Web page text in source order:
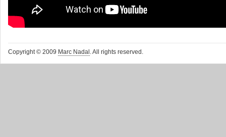
Copyright © 2009 Marc Nadal . All rights reserved.